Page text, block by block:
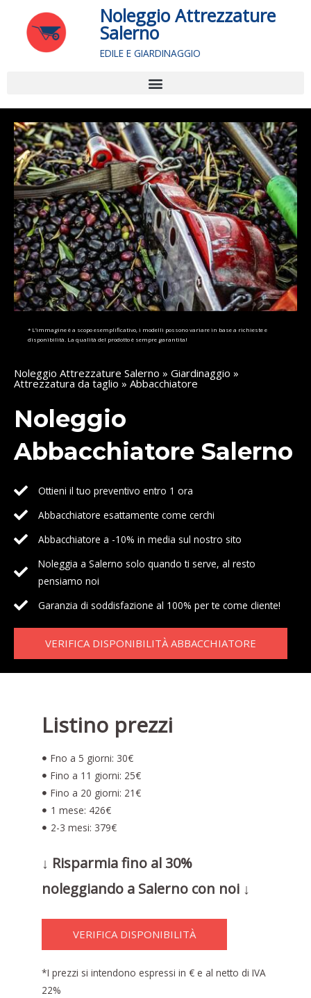
contenuto
Noleggio Attrezzature
Salerno
EDILE E GIARDINAGGIO
Noleggio Attrezzature Salerno » Giardinaggio »
Attrezzatura da taglio » Abbacchiatore
Noleggio
Abbacchiatore Salerno
Ottieni il tuo preventivo entro 1 ora
Abbacchiatore esattamente come cerchi
Abbacchiatore a -10% in media sul nostro sito
Noleggia a Salerno solo quando ti serve, al resto
pensiamo noi
Garanzia di soddisfazione al 100% per te come cliente!
VERIFICA DISPONIBILITÀ ABBACCHIATORE
* L’immagine è a scopo esemplificativo, i modelli possono variare in base a richieste e
disponibilità. La qualità del prodotto è sempre garantita!
Listino prezzi
Fno a 5 giorni: 30€
Fino a 11 giorni: 25€
Fino a 20 giorni: 21€
1 mese: 426€
2-3 mesi: 379€
↓ Risparmia fino al 30%
noleggiando a Salerno con noi ↓
VERIFICA DISPONIBILITÀ
*I prezzi si intendono espressi in € e al netto di IVA
22%